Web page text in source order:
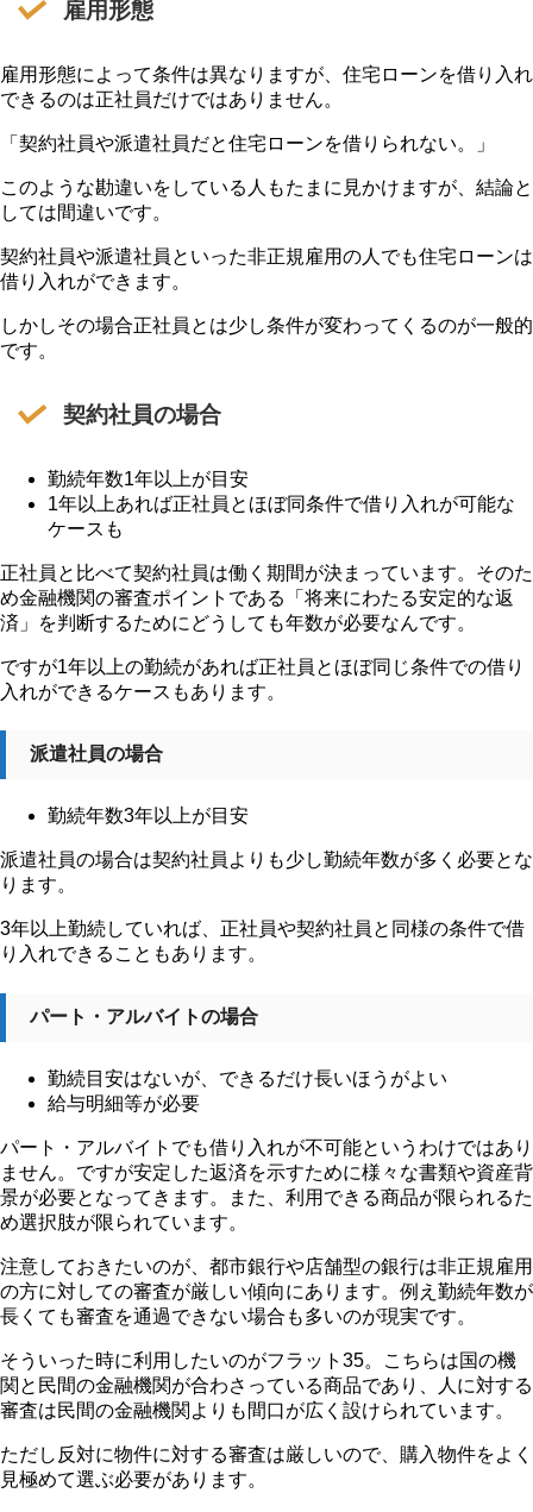
雇用形態
雇用形態によって条件は異なりますが、住宅ローンを借り入れ
できるのは正社員だけではありません。
「契約社員や派遣社員だと住宅ローンを借りられない。」
このような勘違いをしている人もたまに見かけますが、結論と
しては間違いです。
契約社員や派遣社員といった非正規雇用の人でも住宅ローンは
借り入れができます。
しかしその場合正社員とは少し条件が変わってくるのが一般的
です。
契約社員の場合
勤続年数1年以上が目安
1年以上あれば正社員とほぼ同条件で借り入れが可能な
ケースも
正社員と比べて契約社員は働く期間が決まっています。そのた
め金融機関の審査ポイントである「将来にわたる安定的な返
済」を判断するためにどうしても年数が必要なんです。
ですが1年以上の勤続があれば正社員とほぼ同じ条件での借り
入れができるケースもあります。
派遣社員の場合
勤続年数3年以上が目安
派遣社員の場合は契約社員よりも少し勤続年数が多く必要とな
ります。
3年以上勤続していれば、正社員や契約社員と同様の条件で借
り入れできることもあります。
パート・アルバイトの場合
勤続目安はないが、できるだけ長いほうがよい
給与明細等が必要
パート・アルバイトでも借り入れが不可能というわけではあり
ません。ですが安定した返済を示すために様々な書類や資産背
景が必要となってきます。また、利用できる商品が限られるた
め選択肢が限られています。
注意しておきたいのが、 都市銀行や店舗型の銀行は非正規雇用
の方に対しての審査が厳しい傾向にあります。例え勤続年数が
長くても審査を通過できない場合も多いのが現実です。
そういった時に利用したいのがフラット35。こちらは国の機
関と民間の金融機関が合わさっている商品であり、人に対する
審査は民間の金融機関よりも間口が広く設けられています。
ただし反対に物件に対する審査は厳しいので、購入物件をよく
見極めて選ぶ必要があります。